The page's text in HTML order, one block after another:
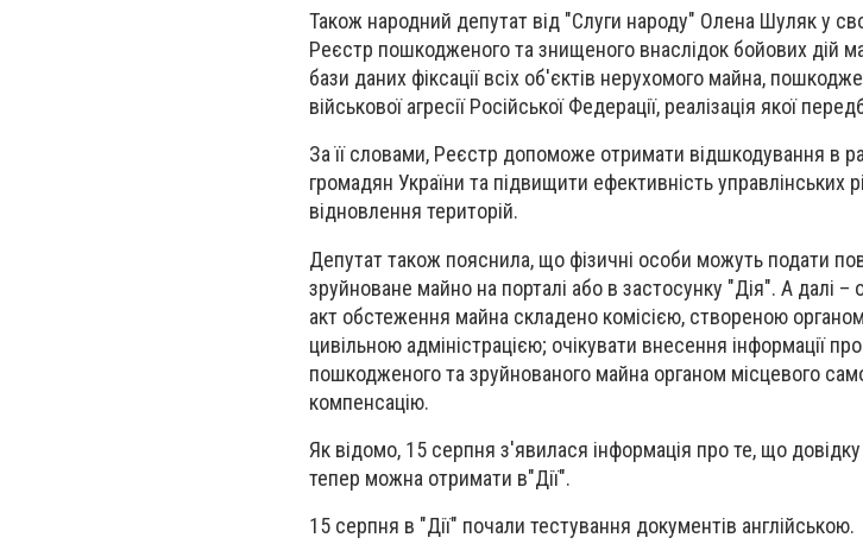
Також народний депутат від "Слуги народу" Олена Шуляк у
Реєстр пошкодженого та знищеного внаслідок бойових дій
бази даних фіксації всіх об'єктів нерухомого майна,
військової агресії Російської Федерації, реалізація якої
За її словами, Реєстр допоможе отримати відшкодування в
громадян України та підвищити ефективність управлінських
відновлення територій.
Депутат також пояснила, що фізичні особи можуть подати
зруйноване майно на порталі або в застосунку "Дія". А далі
акт обстеження майна складено комісією, створеною
цивільною адміністрацією; очікувати внесення інформації
пошкодженого та зруйнованого майна органом місцевого
компенсацію.
Як відомо, 15 серпня з'явилася інформація про те, що
тепер можна отримати в"Дії".
15 серпня в "Дії" почали тестування документів англійською.